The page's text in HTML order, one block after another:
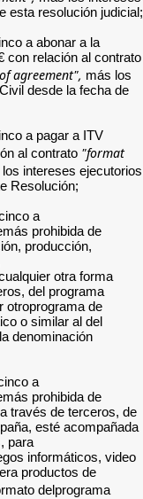
esta resolución judicial;
a abonar a la
con relación al contrato
agreement", más los
desde la fecha de
a pagar a ITV
al contrato "format
intereses ejecutorios
Resolución;
a
prohibida de
producción,
otra forma
del programa
otroprograma de
o similar al del
denominación
a
prohibida de
través de terceros, de
esté acompañada
para
informáticos, video
productos de
delprograma